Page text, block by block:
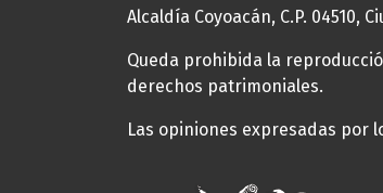
Alcaldía Coyoacán, C.P. 04510,
Queda prohibida la
derechos patrimoniales.
Las opiniones expresadas por